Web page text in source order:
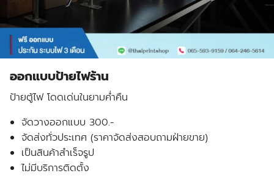
ออกแบบป้ายไฟร้าน
ป้ายตู้ไฟ โดดเด่นในยามค่ำคืน
จัดวางออกแบบ 300.-
จัดส่งทั่วประเทศ (ราคาจัดส่งสอบถามฝ่ายขาย)
เป็นสินค้าสำเร็จรูป
ไม่มีบริการติดตั้ง